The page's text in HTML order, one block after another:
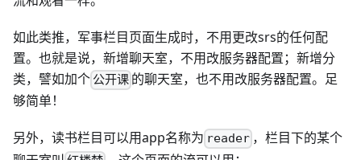
如此类推，军事栏目页面生成时，不用更改srs的任何配
置。也就是说，新增聊天室，不用改服务器配置；新增分
类，譬如加个 公开课 的聊天室，也不用改服务器配置。足
够简单！
另外，读书栏目可以用app名称为 reader ，栏目下的某个